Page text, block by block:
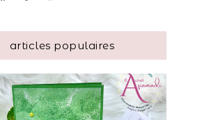
articles populaires